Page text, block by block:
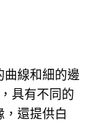
線和細的邊
具有不同的
還提供白